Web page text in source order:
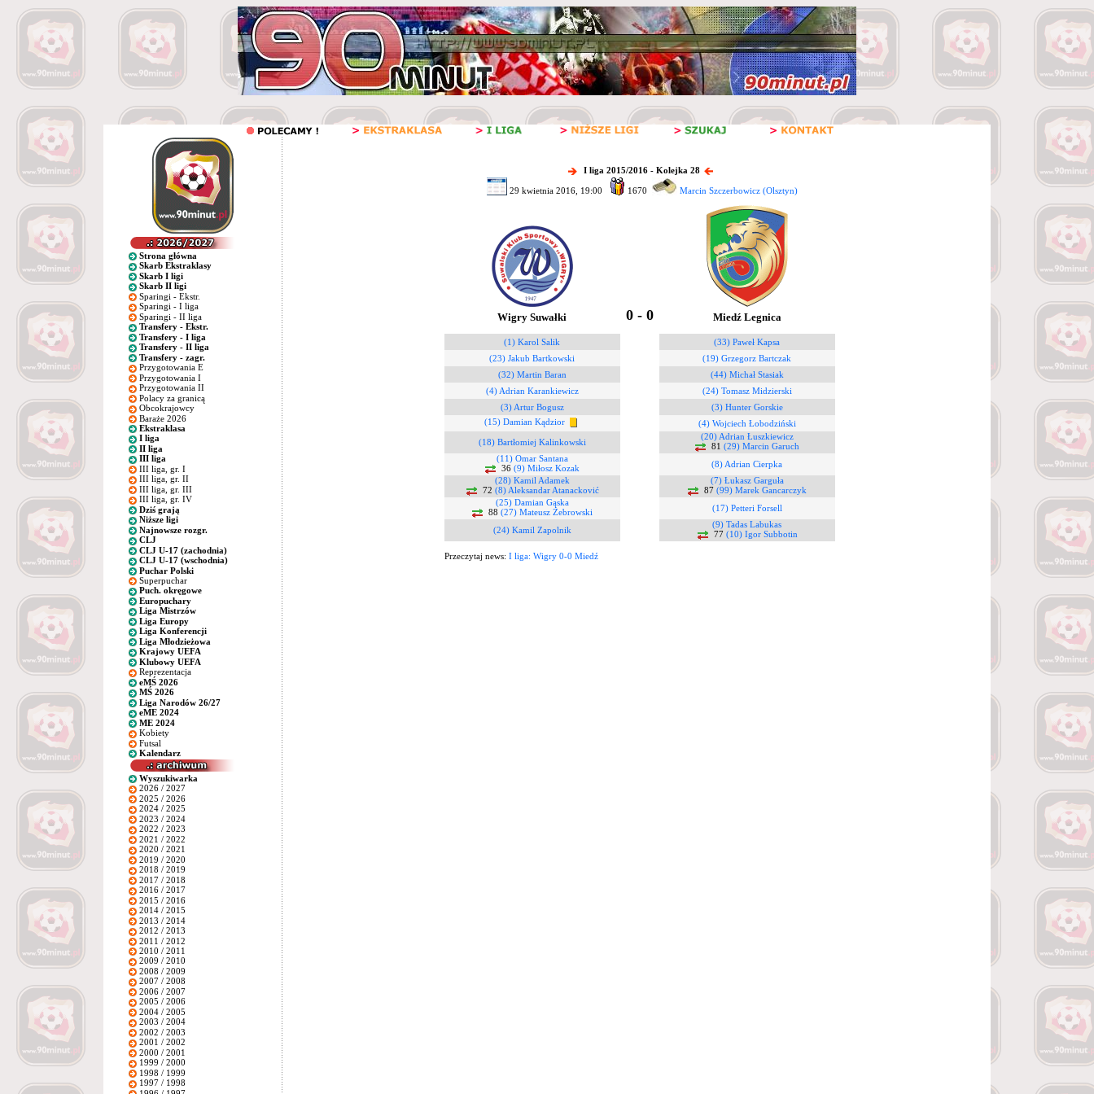
Strona główna
Skarb Ekstraklasy
Skarb I ligi
Skarb II ligi
Sparingi - Ekstr.
Sparingi - I liga
Sparingi - II liga
Transfery - Ekstr.
Transfery - I liga
Transfery - II liga
Transfery - zagr.
Przygotowania E
Przygotowania I
Przygotowania II
Polacy za granicą
Obcokrajowcy
Baraże 2026
Ekstraklasa
I liga
II liga
III liga
III liga, gr. I
III liga, gr. II
III liga, gr. III
III liga, gr. IV
Dziś grają
Niższe ligi
Najnowsze rozgr.
CLJ
CLJ U-17 (zachodnia)
CLJ U-17 (wschodnia)
Puchar Polski
Superpuchar
Puch. okręgowe
Europuchary
Liga Mistrzów
Liga Europy
Liga Konferencji
Liga Młodzieżowa
Krajowy UEFA
Klubowy UEFA
Reprezentacja
eMŚ 2026
MŚ 2026
Liga Narodów 26/27
eME 2024
ME 2024
Kobiety
Futsal
Kalendarz
Wyszukiwarka
2026 / 2027
2025 / 2026
2024 / 2025
2023 / 2024
2022 / 2023
2021 / 2022
2020 / 2021
2019 / 2020
2018 / 2019
2017 / 2018
2016 / 2017
2015 / 2016
2014 / 2015
2013 / 2014
2012 / 2013
2011 / 2012
2010 / 2011
2009 / 2010
2008 / 2009
2007 / 2008
2006 / 2007
2005 / 2006
2004 / 2005
2003 / 2004
2002 / 2003
2001 / 2002
2000 / 2001
1999 / 2000
1998 / 1999
1997 / 1998
I liga 2015/2016 - Kolejka 28
29 kwietnia 2016, 19:00 1670 Marcin Szczerbowicz (Olsztyn)
Wigry Suwałki 0 - 0 Miedź Legnica
(1) Karol Salik
(33) Paweł Kapsa
(23) Jakub Bartkowski
(19) Grzegorz Bartczak
(32) Martin Baran
(44) Michał Stasiak
(4) Adrian Karankiewicz
(24) Tomasz Midzierski
(3) Artur Bogusz
(3) Hunter Gorskie
(15) Damian Kądzior
(4) Wojciech Łobodziński
(18) Bartłomiej Kalinkowski
(20) Adrian Łuszkiewicz
81 (29) Marcin Garuch
(11) Omar Santana
36 (9) Miłosz Kozak
(8) Adrian Cierpka
(28) Kamil Adamek
72 (8) Aleksandar Atanacković
(7) Łukasz Garguła
87 (99) Marek Gancarczyk
(25) Damian Gąska
88 (27) Mateusz Żebrowski (17) Petteri Forsell
(24) Kamil Zapolnik
(9) Tadas Labukas
77 (10) Igor Subbotin
Przeczytaj news: I liga: Wigry 0-0 Miedź